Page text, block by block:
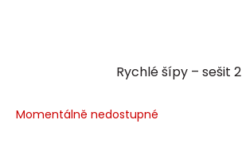
Rychlé šípy – sešit 2
Momentálně nedostupné